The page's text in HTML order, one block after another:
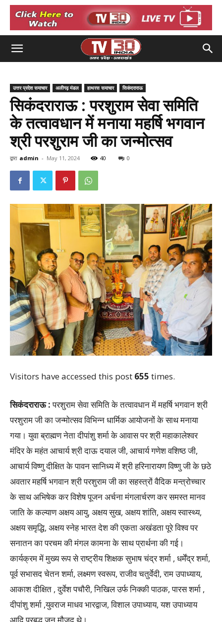
उत्तर प्रदेश समाचार अलीगढ़ मंडल हाथरस समाचार सिकंदराराऊ
सिकंदराराऊ : परशुराम सेवा समिति
के तत्वावधान में मनाया महर्षि भगवान
श्री परशुराम जी का जन्मोत्सव
द्वारा admin - May 11, 2024 40 0
Visitors have accessed this post 655 times.
सिकंदराराऊ :परशुराम सेवा समिति के तत्वावधान में महर्षि भगवान श्री
परशुराम जी का जन्मोत्सव विभिन्न धार्मिक आयोजनों के साथ मनाया
गया। युवा ब्राह्मण नेता दीपांशु शर्मा के आवास पर श्री महाकालेश्वर
मंदिर के महंत आचार्य श्री दाऊ दयाल जी, आचार्य गणेश वशिष्ठ जी,
आचार्य विष्णु दीक्षित के पावन सानिध्य में श्री हरिनारायण विष्णु जी के छठे
अवतार महर्षि भगवान श्री परशुराम जी का सहस्त्रों वैदिक मन्त्रोच्चार
के साथ अभिषेक कर विशेष पूजन अर्चना मंगलार्चरण कर समस्त मानव
जाति के कल्याण अक्षय आयु, अक्षय सुख, अक्षय शांति, अक्षय स्वास्थ्य,
अक्षय समृद्धि, अक्षय स्नेह भारत देश की एकता अखंडता पूरे विश्व पर
सनातन का परचम की मंगल कामना के साथ प्रार्थना की गई।
कार्यक्रम में मुख्य रूप से राष्ट्रीय शिक्षक सुभाष चंद्र शर्मा , धर्मेंद्र शर्मा,
पूर्व सभासद चेतन शर्मा, लक्ष्मण स्वरूप, राजीव चतुर्वेदी, राम उपाध्याय,
आकाश दीक्षित , दुर्वेश पचौरी, निखिल उर्फ निक्की पाठक, पारस शर्मा ,
दीपांशु शर्मा ,युवराज माधव भारद्वाज, विशाल उपाध्याय, यश उपाध्याय